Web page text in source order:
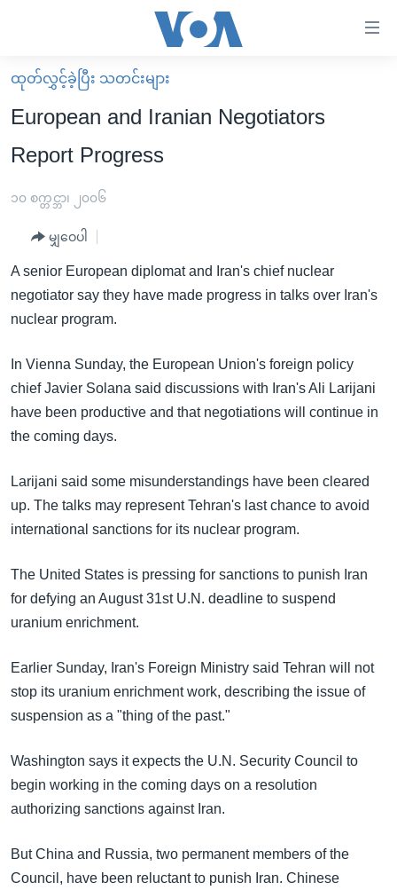
လွယ်ကူ
စေ
သည့်
များ
ကျော်
သို့
ကြည့်
ရှာဖွေ
ရန်
နေရာ
ကျော်
ရန်
မူလစာမျက်နှာ
မြန်မာ
ကမ္ဘာ့သတင်းများ
ရပ်ဝန်းတခု လမ်းတခု အလွန်
အမေရိကန်သုံးအီဒီယံ
ရုပ်ရှင်ထဲက အင်္ဂလိပ်စာ
သုတပဒေသာ အင်္ဂလိပ်စာ
အပတ်စဉ်ကဏ္ဍများ
တီဗွီ
ရေဒီယို/တီဗွီအစီအစဉ်
Learning English
ဗွီအိုအေ လူမှုကွန်ယက်များ
ထုတ်လွှင့်ခဲ့ပြီး သတင်းများ
European and Iranian Negotiators
Report Progress
၁၀ စက္တင္ဘာ၊ ၂၀၀၆
မျှဝေပါ
A senior European diplomat and Iran's chief nuclear
negotiator say they have made progress in talks over Iran's
nuclear program.
In Vienna Sunday, the European Union's foreign policy
chief Javier Solana said discussions with Iran's Ali Larijani
have been productive and that negotiations will continue in
the coming days.
Larijani said some misunderstandings have been cleared
up. The talks may represent Tehran's last chance to avoid
international sanctions for its nuclear program.
The United States is pressing for sanctions to punish Iran
for defying an August 31st U.N. deadline to suspend
uranium enrichment.
Earlier Sunday, Iran's Foreign Ministry said Tehran will not
stop its uranium enrichment work, describing the issue of
suspension as a "thing of the past."
Washington says it expects the U.N. Security Council to
begin working in the coming days on a resolution
authorizing sanctions against Iran.
But China and Russia, two permanent members of the
Council, have been reluctant to punish Iran. Chinese